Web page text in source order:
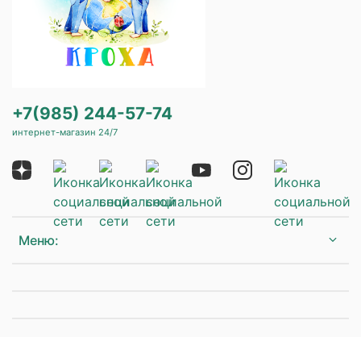
Меню:
+7(985) 244-57-74
интернет-магазин 24/7